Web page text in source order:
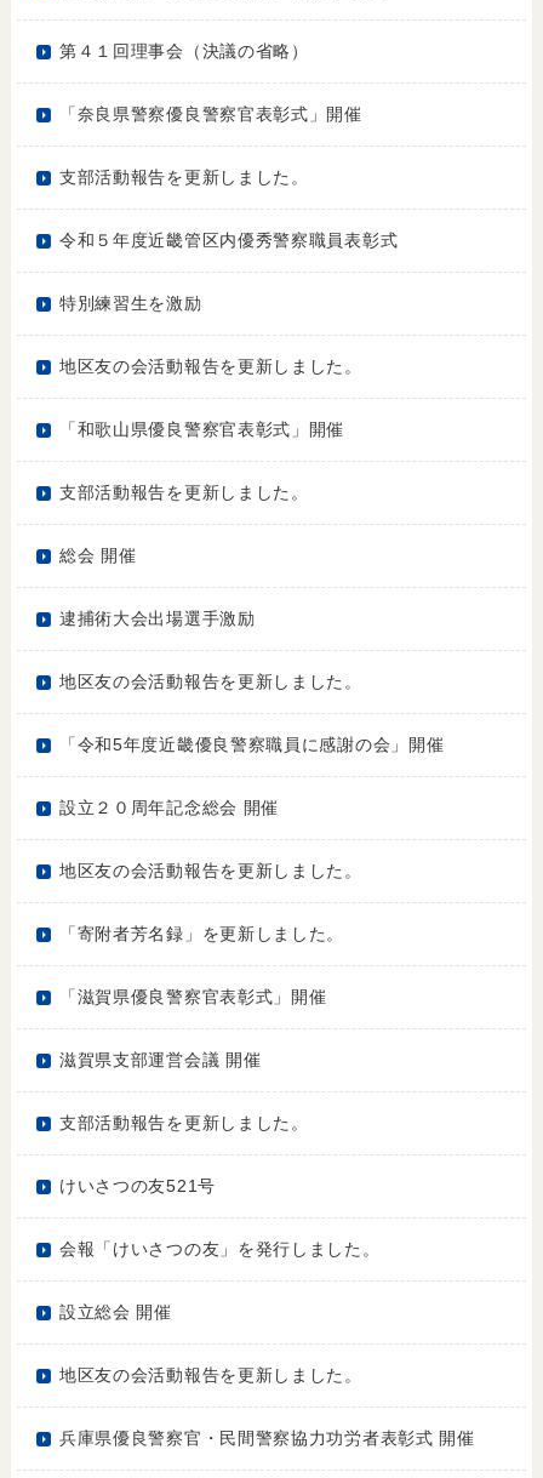
第４１回理事会（決議の省略）
「奈良県警察優良警察官表彰式」開催
支部活動報告を更新しました。
令和５年度近畿管区内優秀警察職員表彰式
特別練習生を激励
地区友の会活動報告を更新しました。
「和歌山県優良警察官表彰式」開催
支部活動報告を更新しました。
総会 開催
逮捕術大会出場選手激励
地区友の会活動報告を更新しました。
「令和5年度近畿優良警察職員に感謝の会」開催
設立２０周年記念総会 開催
地区友の会活動報告を更新しました。
「寄附者芳名録」を更新しました。
「滋賀県優良警察官表彰式」開催
滋賀県支部運営会議 開催
支部活動報告を更新しました。
けいさつの友521号
会報「けいさつの友」を発行しました。
設立総会 開催
地区友の会活動報告を更新しました。
兵庫県優良警察官・民間警察協力功労者表彰式 開催